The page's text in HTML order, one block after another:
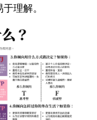
理解。